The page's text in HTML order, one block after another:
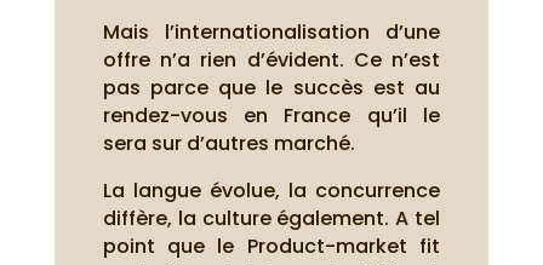
Mais l’internationalisation d’une
offre n’a rien d’évident. Ce n’est
pas parce que le succès est au
rendez-vous en France qu’il le
sera sur d’autres marché.
La langue évolue, la concurrence
diffère, la culture également. A tel
point que le Product-market fit